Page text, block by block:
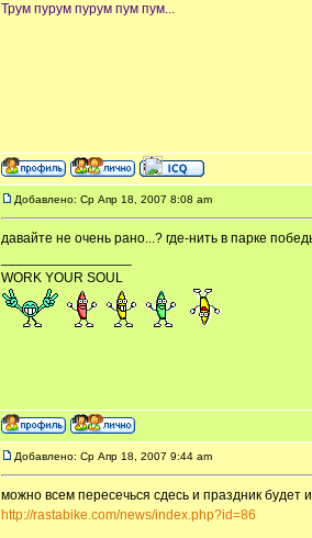
Трум пурум пурум пум пум...
Добавлено: Ср Апр 18, 2007 8:08 am
давайте не очень рано...? где-нить в парке
WORK YOUR SOUL
Добавлено: Ср Апр 18, 2007 9:44 am
можно всем пересечься сдесь и праздник будет
http://rastabike.com/news/index.php?id=86